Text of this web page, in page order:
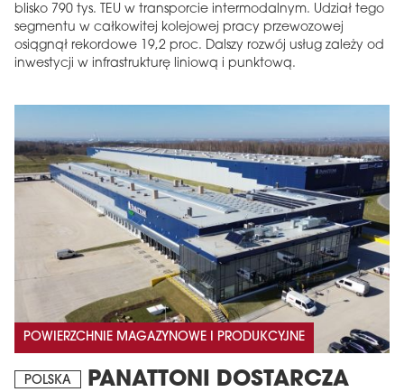
blisko 790 tys. TEU w transporcie intermodalnym. Udział tego
segmentu w całkowitej kolejowej pracy przewozowej
osiągnął rekordowe 19,2 proc. Dalszy rozwój usług zależy od
inwestycji w infrastrukturę liniową i punktową.
POWIERZCHNIE MAGAZYNOWE I PRODUKCYJNE
POLSKA
PANATTONI DOSTARCZA